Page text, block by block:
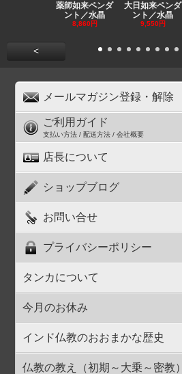
薬師如来ペンダ
ント／水晶
8,860円
大日如来ペンダ
ント／水晶
9,550円
<
メールマガジン登録・解除
ご利用ガイド
支払い方法 / 配送方法 / 会社概要
店長について
ショップブログ
お問い合せ
プライバシーポリシー
タンカについて
今月のお休み
インド仏教のおおまかな歴史
仏教の教え（初期～大乗～密教）